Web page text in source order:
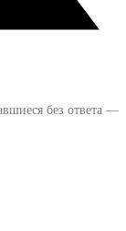
без ответа —